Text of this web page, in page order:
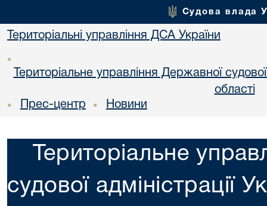
Судова влада
Територіальні управління ДСА України
•
Територіальне управління Державної
областi
• Прес-центр • Новини
Територіальне
судової адміністрації